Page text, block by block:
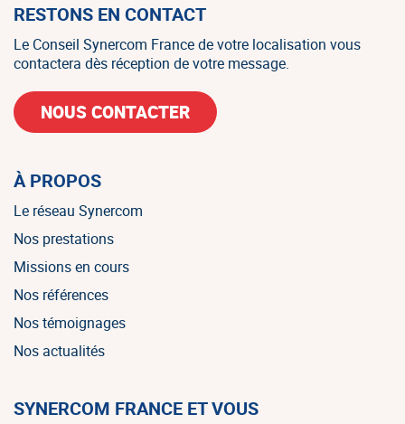
RESTONS EN CONTACT
Le Conseil Synercom France de votre localisation vous
contactera dès réception de votre message.
NOUS CONTACTER
À PROPOS
Le réseau Synercom
Nos prestations
Missions en cours
Nos références
Nos témoignages
Nos actualités
SYNERCOM FRANCE ET VOUS